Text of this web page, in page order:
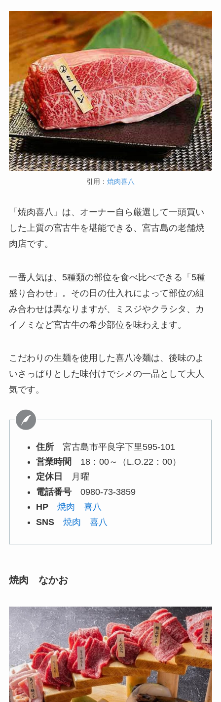
引用： 焼肉喜八
「焼肉喜八」は、オーナー自ら厳選して一頭買い
した上質の宮古牛を堪能できる、宮古島の老舗焼
肉店です。
一番人気は、5種類の部位を食べ比べできる「5種
盛り合わせ」。その日の仕入れによって部位の組
み合わせは異なりますが、ミスジやクラシタ、カ
イノミなど宮古牛の希少部位を味わえます。
こだわりの生麺を使用した喜八冷麺は、後味のよ
いさっぱりとした味付けでシメの一品として大人
気です。
住所宮古島市平良字下里595-101
営業時間 18：00～（L.O.22：00）
定休日
月曜
電話番号0980-73-3859
HP
焼肉 喜八
SNS
焼肉 喜八
焼肉 なかお